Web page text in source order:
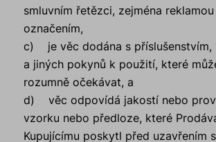
smluvním řetězci, zejména
označením,
c) je věc dodána s příslušenstvím,
a jiných pokynů k použití, které
rozumně očekávat, a
d) věc odpovídá jakostí nebo
vzorku nebo předloze, které
Kupujícímu poskytl před uzavřením